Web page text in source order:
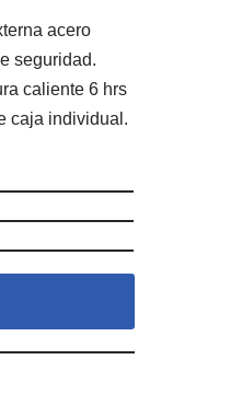
acero
seguridad.
caliente 6 hrs
caja individual.